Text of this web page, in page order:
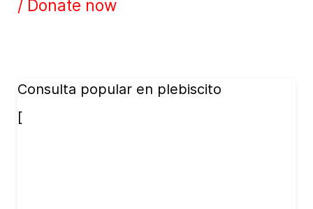
/ Donate now
Consulta popular en plebiscito
[